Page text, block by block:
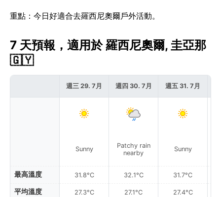
重點：今日好適合去羅西尼奧爾戶外活動。
7 天預報，適用於 羅西尼奧爾, 圭亞那
🇬🇾
最高溫度
平均溫度
週三 29. 7月
Sunny
31.8°C
27.3°C
週四 30. 7月
Patchy rain
nearby
32.1°C
27.1°C
週五 31. 7月
Sunny
31.7°C
27.4°C